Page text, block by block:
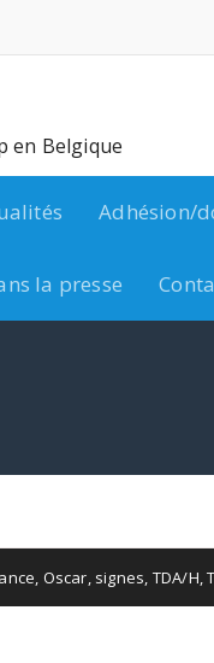
en Belgique
Adhésion/
la presse
, Oscar, signes, TDA/H,